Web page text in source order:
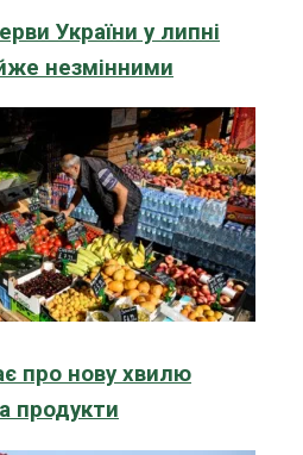
України у липні
незмінними
про нову хвилю
продукти